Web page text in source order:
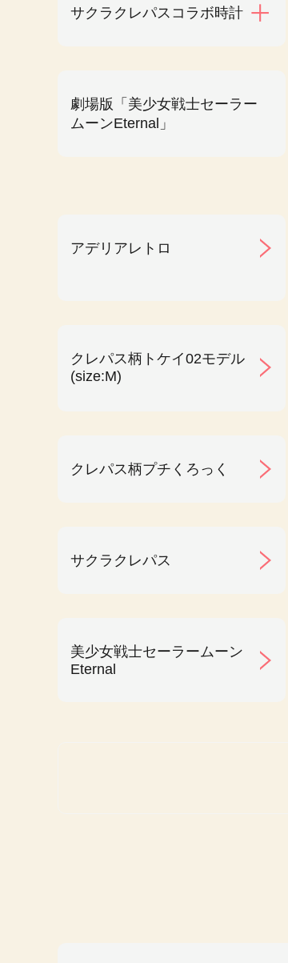
サクラクレパスコラボ時計
劇場版「美少女戦士セーラー
ムーンEternal」
アデリアレトロ
クレパス柄トケイ02モデル
(size:M)
クレパス柄プチくろっく
サクラクレパス
美少女戦士セーラームーン
Eternal